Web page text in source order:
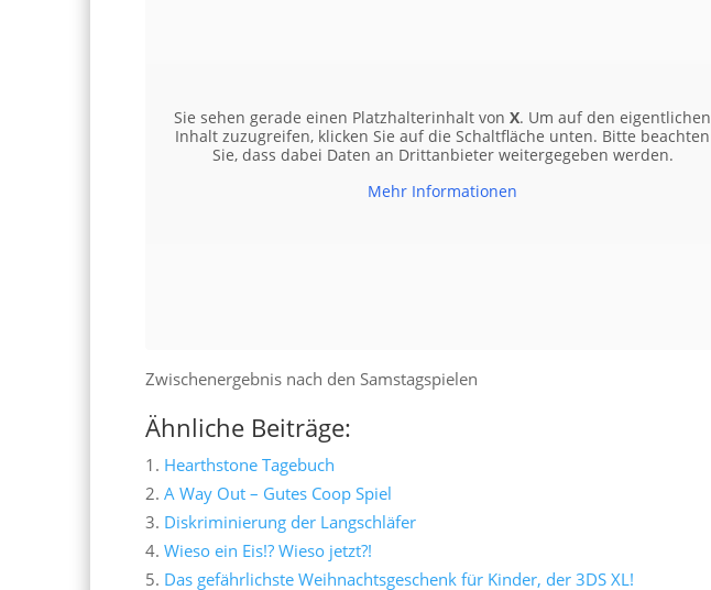
Sie sehen gerade einen Platzhalterinhalt vonX. Um auf den eigentlichen
Inhalt zuzugreifen, klicken Sie auf die Schaltfläche unten. Bitte beachten
Sie, dass dabei Daten an Drittanbieter weitergegeben werden.
Mehr Informationen
Zwischenergebnis nach den Samstagspielen
Ähnliche Beiträge:
Hearthstone Tagebuch
A Way Out – Gutes Coop Spiel
Diskriminierung der Langschläfer
Wieso ein Eis!? Wieso jetzt?!
Das gefährlichste Weihnachtsgeschenk für Kinder, der 3DS XL!